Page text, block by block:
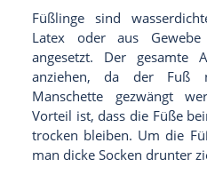
Füßlinge sind
Latex oder aus
angesetzt. Der gesamte
anziehen, da der Fuß
Manschette gezwängt
Vorteil ist, dass die Füße
trocken bleiben. Um die
man dicke Socken drunter